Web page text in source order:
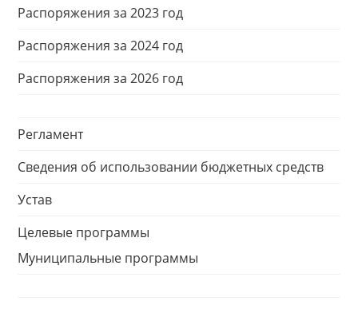
Распоряжения за 2023 год
Распоряжения за 2024 год
Распоряжения за 2026 год
Регламент
Сведения об использовании бюджетных средств
Устав
Целевые программы
Муниципальные программы